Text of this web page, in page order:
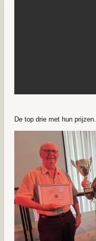
De top drie met hun prijzen.